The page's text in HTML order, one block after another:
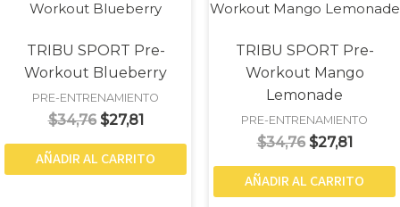
TRIBU SPORT Pre-
Workout Blueberry
PRE-ENTRENAMIENTO
$34,76 $27,81
is:
AÑADIR AL CARRITO
TRIBU SPORT Pre-
Workout Mango
Lemonade
PRE-ENTRENAMIENTO
$34,76
was:
$27,81
AÑADIR AL CARRITO